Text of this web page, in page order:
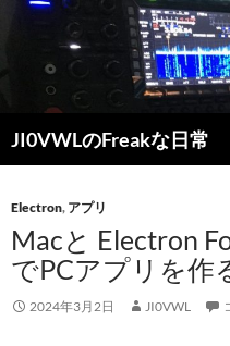
へ
ス
プ
JI0VWLのFreakな日常
索
Electron, アプリ
Macと Electron
でPCアプリを作
2024年3月2日 JI0VWL